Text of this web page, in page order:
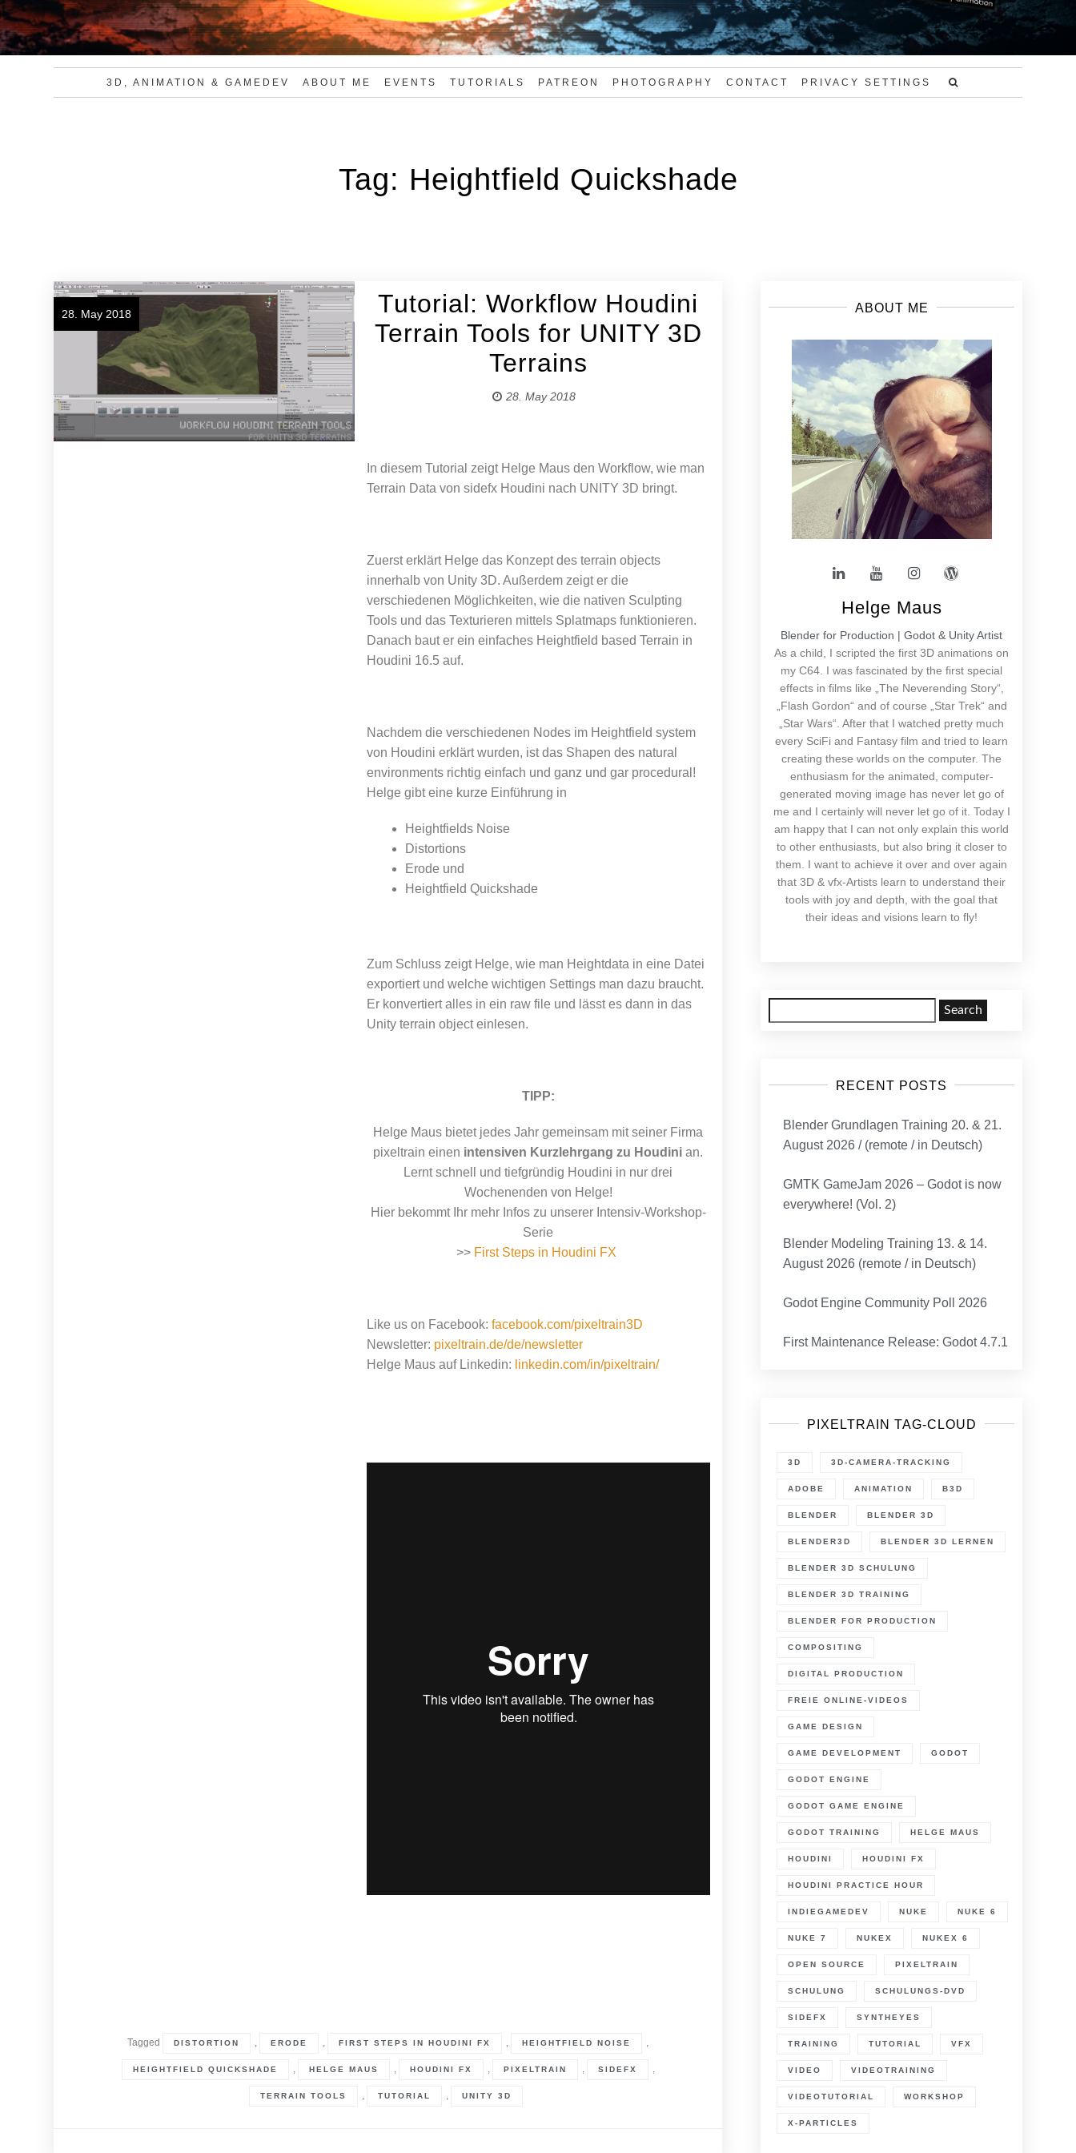
3D, ANIMATION & GAMEDEV ABOUT ME EVENTS TUTORIALS PATREON PHOTOGRAPHY CONTACT PRIVACY SETTINGS
Tag: Heightfield Quickshade
28. May 2018
Tutorial: Workflow Houdini
Terrain Tools for UNITY 3D
Terrains
28. May 2018
In diesem Tutorial zeigt Helge Maus den Workflow, wie man
Terrain Data von sidefx Houdini nach UNITY 3D bringt.
Zuerst erklärt Helge das Konzept des terrain objects
innerhalb von Unity 3D. Außerdem zeigt er die
verschiedenen Möglichkeiten, wie die nativen Sculpting
Tools und das Texturieren mittels Splatmaps funktionieren.
Danach baut er ein einfaches Heightfield based Terrain in
Houdini 16.5 auf.
Nachdem die verschiedenen Nodes im Heightfield system
von Houdini erklärt wurden, ist das Shapen des natural
environments richtig einfach und ganz und gar procedural!
Helge gibt eine kurze Einführung in
Heightfields Noise
Distortions
Erode und
Heightfield Quickshade
Zum Schluss zeigt Helge, wie man Heightdata in eine Datei
exportiert und welche wichtigen Settings man dazu braucht.
Er konvertiert alles in ein raw file und lässt es dann in das
Unity terrain object einlesen.
TIPP:
Helge Maus bietet jedes Jahr gemeinsam mit seiner Firma
pixeltrain einen intensiven Kurzlehrgang zu Houdinian.
Lernt schnell und tiefgründig Houdini in nur drei
Wochenenden von Helge!
Hier bekommt Ihr mehr Infos zu unserer Intensiv-Workshop-
Serie
>> First Steps in Houdini FX
Like us on Facebook: facebook.com/pixeltrain3D
Newsletter: pixeltrain.de/de/newsletter
Helge Maus auf Linkedin: linkedin.com/in/pixeltrain/
Tagged DISTORTION , ERODE , FIRST STEPS IN HOUDINI FX , HEIGHTFIELD NOISE ,
HEIGHTFIELD QUICKSHADE , HELGE MAUS , HOUDINI FX , PIXELTRAIN , SIDEFX ,
TERRAIN TOOLS , TUTORIAL , UNITY 3D
ABOUT ME
Helge Maus
Blender for Production | Godot & Unity Artist
As a child, I scripted the first 3D animations on
my C64. I was fascinated by the first special
effects in films like „The Neverending Story“,
„Flash Gordon“ and of course „Star Trek“ and
„Star Wars“. After that I watched pretty much
every SciFi and Fantasy film and tried to learn
creating these worlds on the computer. The
enthusiasm for the animated, computer-
generated moving image has never let go of
me and I certainly will never let go of it. Today I
am happy that I can not only explain this world
to other enthusiasts, but also bring it closer to
them. I want to achieve it over and over again
that 3D & vfx-Artists learn to understand their
tools with joy and depth, with the goal that
their ideas and visions learn to fly!
for:
RECENT POSTS
Blender Grundlagen Training 20. & 21.
August 2026 / (remote / in Deutsch)
GMTK GameJam 2026 – Godot is now
everywhere! (Vol. 2)
Blender Modeling Training 13. & 14.
August 2026 (remote / in Deutsch)
Godot Engine Community Poll 2026
First Maintenance Release: Godot 4.7.1
PIXELTRAIN TAG-CLOUD
3D 3D-CAMERA-TRACKING
ADOBE ANIMATION B3D
BLENDER BLENDER 3D
BLENDER3D BLENDER 3D LERNEN
BLENDER 3D SCHULUNG
BLENDER 3D TRAINING
BLENDER FOR PRODUCTION
COMPOSITING
DIGITAL PRODUCTION
FREIE ONLINE-VIDEOS
GAME DESIGN
GAME DEVELOPMENT GODOT
GODOT ENGINE
GODOT GAME ENGINE
GODOT TRAINING HELGE MAUS
HOUDINI HOUDINI FX
HOUDINI PRACTICE HOUR
INDIEGAMEDEV NUKE NUKE 6
NUKE 7 NUKEX NUKEX 6
OPEN SOURCE PIXELTRAIN
SCHULUNG SCHULUNGS-DVD
SIDEFX SYNTHEYES
TRAINING TUTORIAL VFX
VIDEO VIDEOTRAINING
VIDEOTUTORIAL WORKSHOP
X-PARTICLES